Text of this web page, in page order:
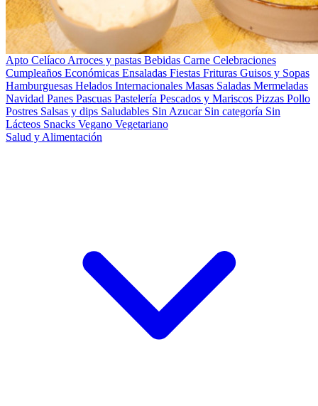
Apto Celíaco Arroces y pastas Bebidas Carne Celebraciones
Cumpleaños Económicas Ensaladas Fiestas Frituras Guisos y Sopas
Hamburguesas Helados Internacionales Masas Saladas Mermeladas
Navidad Panes Pascuas Pastelería Pescados y Mariscos Pizzas Pollo
Postres Salsas y dips Saludables Sin Azucar Sin categoría Sin
Lácteos Snacks Vegano Vegetariano
Salud y Alimentación